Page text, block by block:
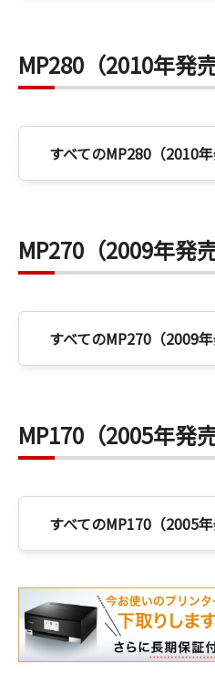
MP280（2010年発
すべてのMP280（2010
MP270（2009年発
すべてのMP270（2009
MP170（2005年発
すべてのMP170（2005